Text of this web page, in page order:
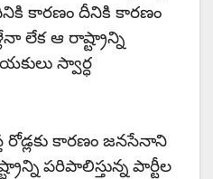
కారణం దీనికి కారణం
లేక ఆ రాష్ట్రాన్ని
స్వార్ధ
రోడ్లకు కారణం జనసేనాని
పరిపాలిస్తున్న పార్టీల